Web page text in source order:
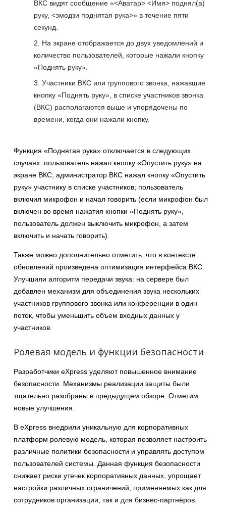
ВКС видят сообщение «<Аватар> <Имя> поднял(а)
руку, <эмодзи поднятая рука>» в течение пяти
секунд.
На экране отображается до двух уведомлений и
количество пользователей, которые нажали кнопку
«Поднять руку».
Участники ВКС или группового звонка, нажавшие
кнопку «Поднять руку», в списке участников звонка
(ВКС) располагаются выше и упорядочены по
времени, когда они нажали кнопку.
Функция «Поднятая рука» отключается в следующих
случаях: пользователь нажал кнопку «Опустить руку» на
экране ВКС; администратор ВКС нажал кнопку «Опустить
руку» участнику в списке участников; пользователь
включил микрофон и начал говорить (если микрофон был
включен во время нажатия кнопки «Поднять руку»,
пользователь должен выключить микрофон, а затем
включить и начать говорить).
Также можно дополнительно отметить, что в контексте
обновлений произведена оптимизация интерфейса ВКС.
Улучшили алгоритм передачи звука: на сервере был
добавлен механизм для объединения звука нескольких
участников группового звонка или конференции в один
поток, чтобы уменьшить объем входных данных у
участников.
Ролевая модель и функции безопасности
Разработчики eXpress уделяют повышенное внимание
безопасности. Механизмы реализации защиты были
тщательно разобраны в предыдущем обзоре. Отметим
новые улучшения.
В eXpress внедрили уникальную для корпоративных
платформ ролевую модель, которая позволяет настроить
различные политики безопасности и управлять доступом
пользователей системы. Данная функция безопасности
снижает риски утечек корпоративных данных, упрощает
настройки различных ограничений, применяемых как для
сотрудников организации, так и для бизнес-партнёров.